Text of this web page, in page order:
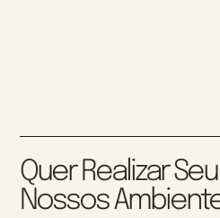
Quer Realizar
Nossos